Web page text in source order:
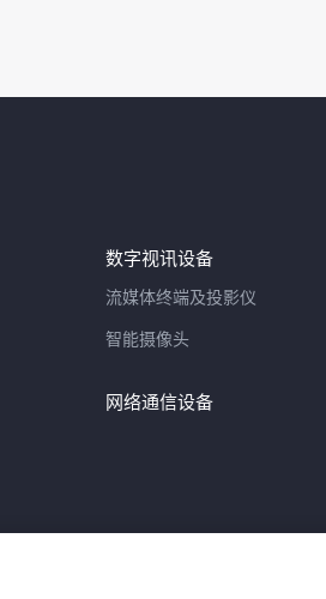
数字视讯设备
流媒体终端及投影仪
智能摄像头
网络通信设备